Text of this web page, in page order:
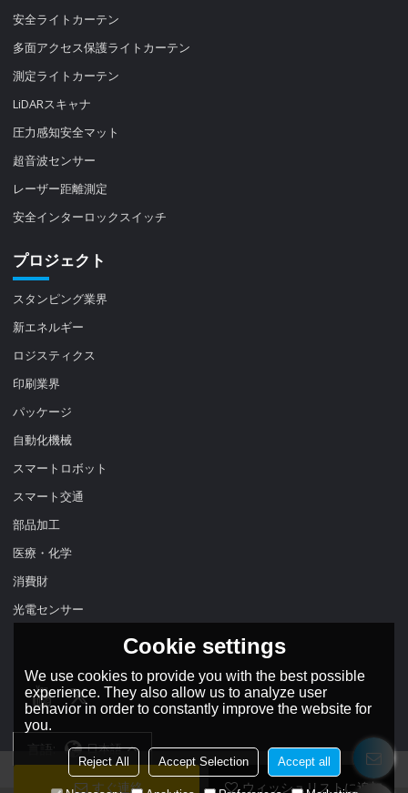
すぐ連絡 ウィッシュリストに追加
安全ライトカーテン
多面アクセス保護ライトカーテン
測定ライトカーテン
LiDARスキャナ
圧力感知安全マット
超音波センサー
レーザー距離測定
安全インターロックスイッチ
プロジェクト
スタンピング業界
新エネルギー
ロジスティクス
印刷業界
パッケージ
自動化機械
スマートロボット
スマート交通
部品加工
医療・化学
消費財
光電センサー
言語: 日本語
Cookie settings
We use cookies to provide you with the best possible
experience. They also allow us to analyze user
behavior in order to constantly improve the website for
you.
Reject All Accept Selection Accept all